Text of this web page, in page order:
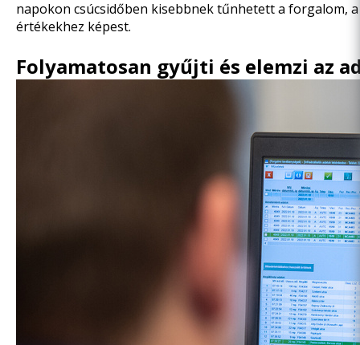
napokon csúcsidőben kisebbnek tűnhetett a forgalom,
értékekhez képest.
Folyamatosan gyűjti és elemzi az